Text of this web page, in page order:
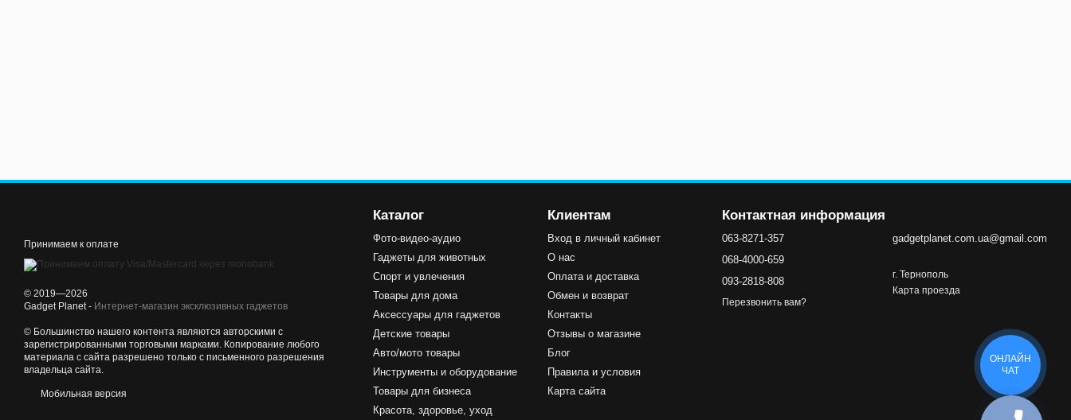
Принимаем к оплате
© 2019—2026
Gadget Planet - Интернет-магазин эксклюзивных гаджетов
© Большинство нашего контента являются авторскими с
зарегистрированными торговыми марками. Копирование любого
материала с сайта разрешено только с письменного разрешения
владельца сайта.
Мобильная версия
Каталог
Фото-видео-аудио
Гаджеты для животных
Спорт и увлечения
Товары для дома
Аксессуары для гаджетов
Детские товары
Авто/мото товары
Инструменты и оборудование
Товары для бизнеса
Красота, здоровье, уход
Клиентам
Вход в личный кабинет
О нас
Оплата и доставка
Обмен и возврат
Контакты
Отзывы о магазине
Блог
Правила и условия
Карта сайта
Контактная информация
063-8271-357
068-4000-659
093-2818-808
Перезвонить вам?
gadgetplanet.com.ua@gmail.com
г. Тернополь
Карта проезда
ОНЛАЙН
ЧАТ